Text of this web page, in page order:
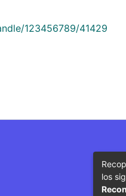
123456789/41429
los